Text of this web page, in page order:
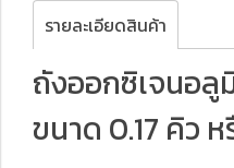
รายละเอียดสินค้า
ถังออกซิเจนอลู
ขนาด 0.17 คิว